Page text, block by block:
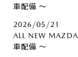
車配備 ～
2026/05/21
ALL NEW
車配備 ～